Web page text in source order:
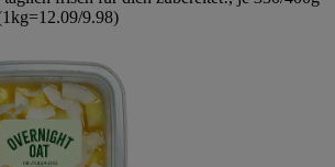
9.98)